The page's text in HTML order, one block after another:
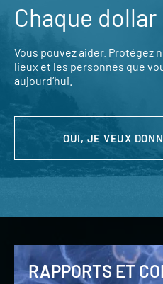
Chaque
Vous pouvez aider. Protégez
lieux et les personnes que
aujourd’hui.
OUI, JE VEUX
RAPPORTS ET